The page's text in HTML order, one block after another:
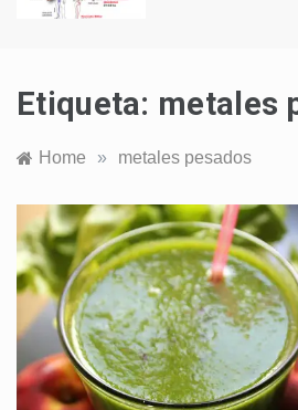
Etiqueta: metales
Home » metales pesados